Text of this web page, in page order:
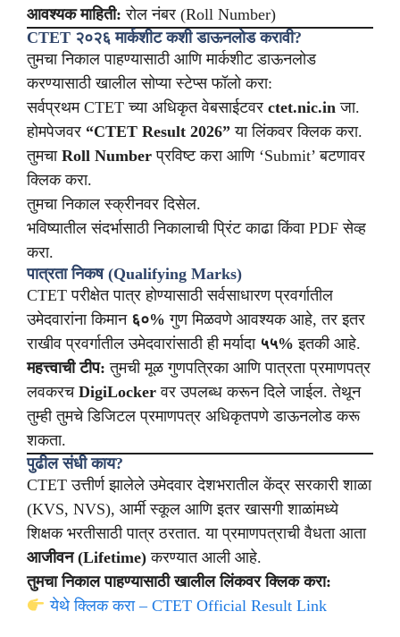
आवश्यक माहिती: रोल नंबर (Roll Number)
CTET २०२६ मार्कशीट कशी डाऊनलोड करावी?
तुमचा निकाल पाहण्यासाठी आणि मार्कशीट डाऊनलोड
करण्यासाठी खालील सोप्या स्टेप्स फॉलो करा:
सर्वप्रथम CTET च्या अधिकृत वेबसाईटवर ctet.nic.in जा.
होमपेजवर “CTET Result 2026” या लिंकवर क्लिक करा.
तुमचा Roll Number प्रविष्ट करा आणि ‘Submit’ बटणावर
क्लिक करा.
तुमचा निकाल स्क्रीनवर दिसेल.
भविष्यातील संदर्भासाठी निकालाची प्रिंट काढा किंवा PDF सेव्ह
करा.
पात्रता निकष (Qualifying Marks)
CTET परीक्षेत पात्र होण्यासाठी सर्वसाधारण प्रवर्गातील
उमेदवारांना किमान ६०% गुण मिळवणे आवश्यक आहे, तर इतर
राखीव प्रवर्गातील उमेदवारांसाठी ही मर्यादा ५५% इतकी आहे.
महत्त्वाची टीप: तुमची मूळ गुणपत्रिका आणि पात्रता प्रमाणपत्र
लवकरच DigiLocker वर उपलब्ध करून दिले जाईल. तेथून
तुम्ही तुमचे डिजिटल प्रमाणपत्र अधिकृतपणे डाऊनलोड करू
शकता.
पुढील संधी काय?
CTET उत्तीर्ण झालेले उमेदवार देशभरातील केंद्र सरकारी शाळा
(KVS, NVS), आर्मी स्कूल आणि इतर खासगी शाळांमध्ये
शिक्षक भरतीसाठी पात्र ठरतात. या प्रमाणपत्राची वैधता आता
आजीवन (Lifetime) करण्यात आली आहे.
तुमचा निकाल पाहण्यासाठी खालील लिंकवर क्लिक करा:
येथे क्लिक करा – CTET Official Result Link